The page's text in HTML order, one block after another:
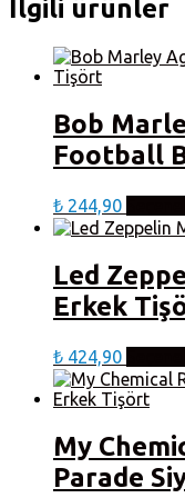
İlgili ürünler
Bob
Football
₺ 244,90
Led
Erkek
₺ 424,90
My
Parade